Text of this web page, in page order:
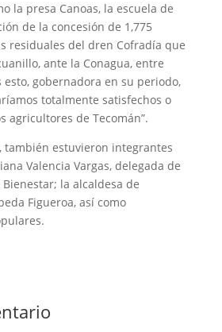
la presa Canoas, la escuela de
de la concesión de 1,775
residuales del dren Cofradía que
ante la Conagua, entre
esto, gobernadora en su periodo,
totalmente satisfechos o
agricultores de Tecomán”.
también estuvieron integrantes
Valencia Vargas, delegada de
la alcaldesa de
Figueroa, así como